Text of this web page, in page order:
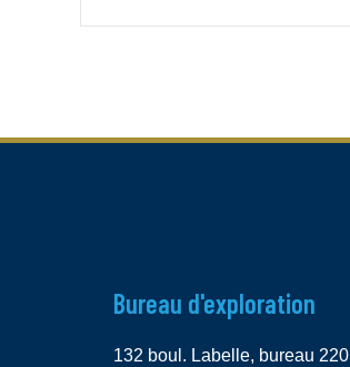
Bureau d'exploration
132 boul. Labelle, bureau 220